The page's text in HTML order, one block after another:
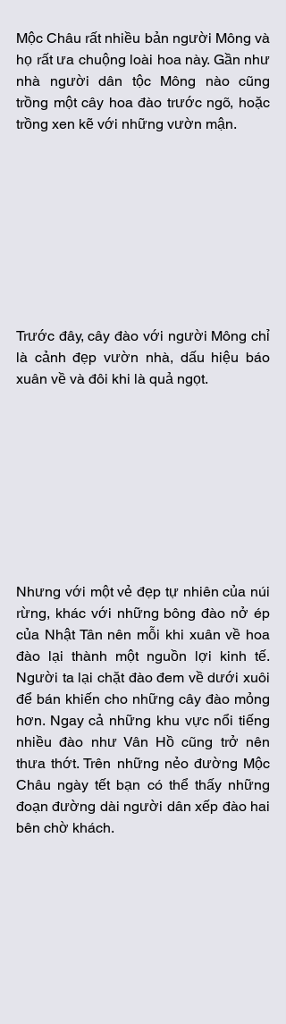
Mộc Châu rất nhiều bản người Mông và
họ rất ưa chuộng loài hoa này. Gần như
nhà người dân tộc Mông nào cũng
trồng một cây hoa đào trước ngõ, hoặc
trồng xen kẽ với những vườn mận.
Trước đây, cây đào với người Mông chỉ
là cảnh đẹp vườn nhà, dấu hiệu báo
xuân về và đôi khi là quả ngọt.
Nhưng với một vẻ đẹp tự nhiên của núi
rừng, khác với những bông đào nở ép
của Nhật Tân nên mỗi khi xuân về hoa
đào lại thành một nguồn lợi kinh tế.
Người ta lại chặt đào đem về dưới xuôi
để bán khiến cho những cây đào mỏng
hơn. Ngay cả những khu vực nổi tiếng
nhiều đào như Vân Hồ cũng trở nên
thưa thớt. Trên những nẻo đường Mộc
Châu ngày tết bạn có thể thấy những
đoạn đường dài người dân xếp đào hai
bên chờ khách.